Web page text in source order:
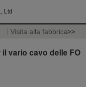
Ltd
Visita alla fabbrica>>
vario cavo delle FO